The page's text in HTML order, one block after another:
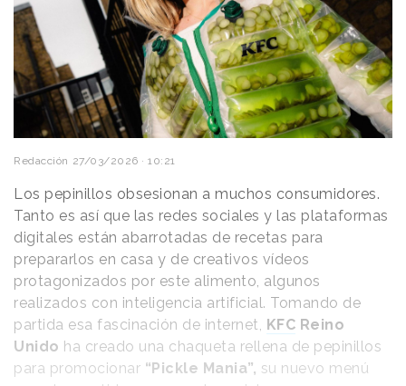
Redacción 27/03/2026 · 10:21
Los pepinillos obsesionan a muchos consumidores.
Tanto es así que las redes sociales y las plataformas
digitales están abarrotadas de recetas para
prepararlos en casa y de creativos vídeos
protagonizados por este alimento, algunos
realizados con inteligencia artificial. Tomando de
partida esa fascinación de internet, KFC Reino
Unido ha creado una chaqueta rellena de pepinillos
para promocionar “Pickle Mania”, su nuevo menú